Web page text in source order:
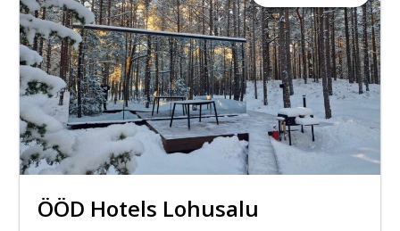
ÖÖD Hotels Lohusalu